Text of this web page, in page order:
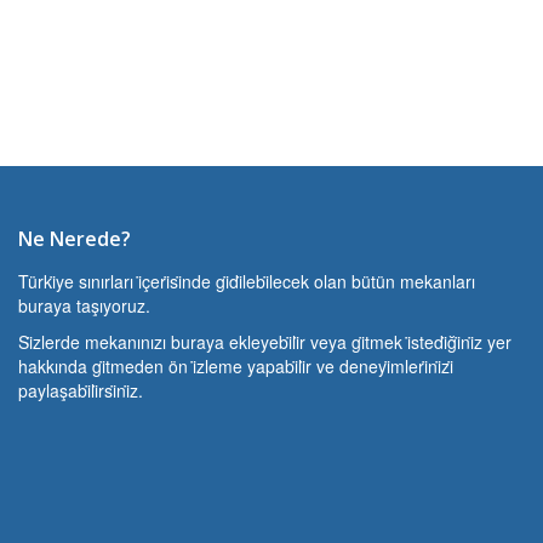
Ne Nerede?
Türki̇ye sınırları i̇çeri̇si̇nde gi̇di̇lebi̇lecek olan bütün mekanları
buraya taşıyoruz.
Si̇zlerde mekanınızı buraya ekleyebi̇li̇r veya gi̇tmek i̇stedi̇ği̇ni̇z yer
hakkında gi̇tmeden ön i̇zleme yapabi̇li̇r ve deneyi̇mleri̇ni̇zi̇
paylaşabi̇li̇rsi̇ni̇z.